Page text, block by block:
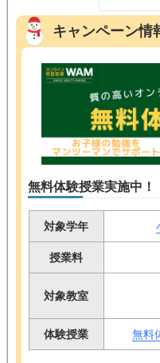
キャンペーン情
無料体験授業実施中！
対象学年
授業料
対象教室
体験授業 無料